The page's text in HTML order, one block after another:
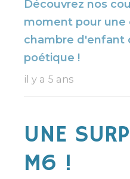
Découvrez nos
moment pour une
chambre d'enfant
poétique !
il y a 5 ans
UNE
M6 !